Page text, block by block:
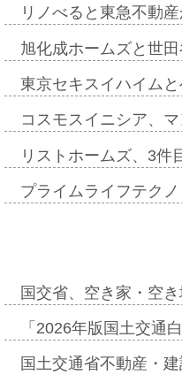
リノべると東急不動
旭化成ホームズと世
東京セキスイハイム
コスモスイニシア、
リストホームズ、3
プライムライフテク
国交省、空き家・空
「2026年版国土交通
国土交通省不動産・